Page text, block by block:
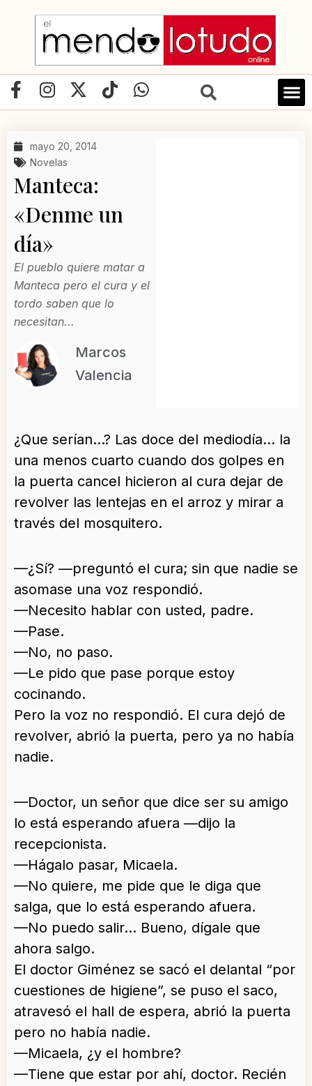
contenido
F
a
e
b
o
o
k
-
f
I
n
t
a
r
a
m
X
-
w
t
e
r
T
i
W
h
mayo 20, 2014
Novelas
Manteca:
«Denme un
día»
El pueblo quiere matar a
Manteca pero el cura y el
tordo saben que lo
necesitan...
Marcos
Valencia
¿Que serían…? Las doce del mediodía… la
una menos cuarto cuando dos golpes en
la puerta cancel hicieron al cura dejar de
revolver las lentejas en el arroz y mirar a
través del mosquitero.
—¿Sí? —preguntó el cura; sin que nadie se
asomase una voz respondió.
—Necesito hablar con usted, padre.
—Pase.
—No, no paso.
—Le pido que pase porque estoy
cocinando.
Pero la voz no respondió. El cura dejó de
revolver, abrió la puerta, pero ya no había
nadie.
—Doctor, un señor que dice ser su amigo
lo está esperando afuera —dijo la
recepcionista.
—Hágalo pasar, Micaela.
—No quiere, me pide que le diga que
salga, que lo está esperando afuera.
—No puedo salir… Bueno, dígale que
ahora salgo.
El doctor Giménez se sacó el delantal “por
cuestiones de higiene”, se puso el saco,
atravesó el hall de espera, abrió la puerta
pero no había nadie.
—Micaela, ¿y el hombre?
—Tiene que estar por ahí, doctor. Recién